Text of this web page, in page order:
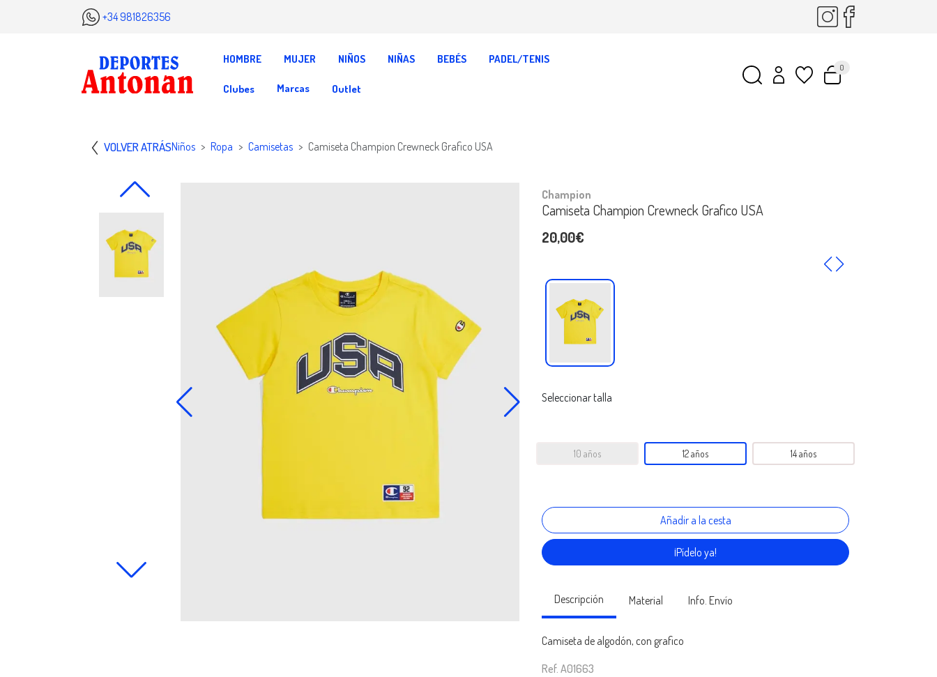
+34 981826356
HOMBRE MUJER NIÑOS NIÑAS BEBÉS PADEL/TENIS
Clubes Marcas Outlet
0
VOLVER ATRÁSNiños Ropa Camisetas Camiseta Champion Crewneck Grafico USA
Champion
Camiseta Champion Crewneck Grafico USA
20,00€
Seleccionar talla
10 años 12 años 14 años
¡Pídelo ya!
Descripción Material Info. Envío
Camiseta de algodón, con grafico
Ref. A01663